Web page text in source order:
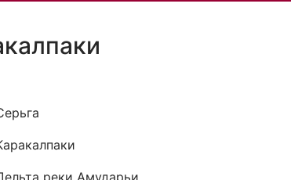
реки Амударьи